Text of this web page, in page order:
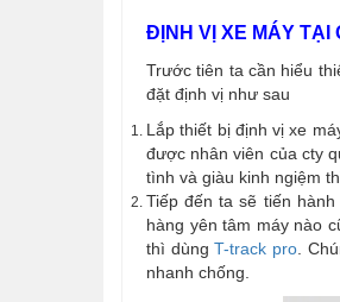
ĐỊNH VỊ XE MÁY TẠI
Trước tiên ta cần hiểu
đặt định vị như sau
Lắp thiết bị định vị xe
được nhân viên của cty
tình và giàu kinh ngiệm
Tiếp đến ta sẽ tiến
hàng yên tâm máy nào
thì dùngT-track pro .
nhanh chống.